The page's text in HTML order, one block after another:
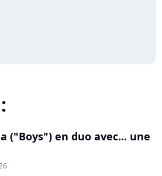
("Boys") en duo avec... une